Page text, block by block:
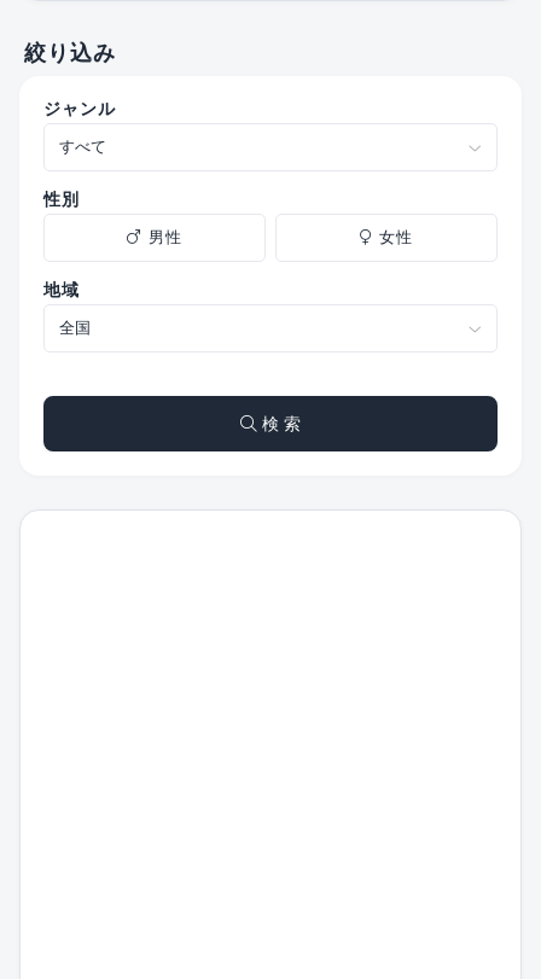
絞り込み
ジャンル
性別
男性 女性
地域
検 索